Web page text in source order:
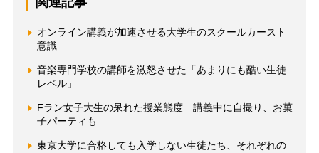
オンライン講義が加速させる大学生のスクールカースト
意識
音楽専門学校の講師を激怒させた「あまりにも酷い生徒
レベル」
Fラン女子大生の呆れた授業態度 講義中に自撮り、お菓
子パーティも
東京大学に合格しても入学しない生徒たち、それぞれの